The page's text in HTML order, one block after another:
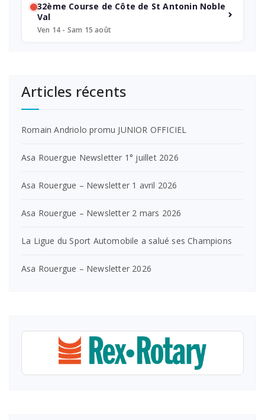
32ème Course de Côte de St Antonin Noble
Val
Ven 14 - Sam 15 août
Articles récents
Romain Andriolo promu JUNIOR OFFICIEL
Asa Rouergue Newsletter 1° juillet 2026
Asa Rouergue – Newsletter 1 avril 2026
Asa Rouergue – Newsletter 2 mars 2026
La Ligue du Sport Automobile a salué ses Champions
Asa Rouergue – Newsletter 2026